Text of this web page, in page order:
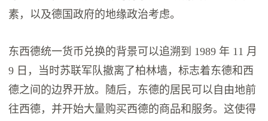
素，以及德国政府的地缘政治考虑。
东西德统一货币兑换的背景可以追溯到 1989 年 11 月
9 日，当时苏联军队撤离了柏林墙，标志着东德和西
德之间的边界开放。随后，东德的居民可以自由地前
往西德，并开始大量购买西德的商品和服务。这使得